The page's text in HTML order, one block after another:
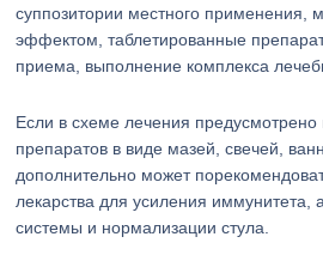
суппозитории местного применения,
эффектом, таблетированные
приема, выполнение комплекса
Если в схеме лечения
препаратов в виде мазей, свечей,
дополнительно может
лекарства для усиления иммунитета,
системы и нормализации стула.